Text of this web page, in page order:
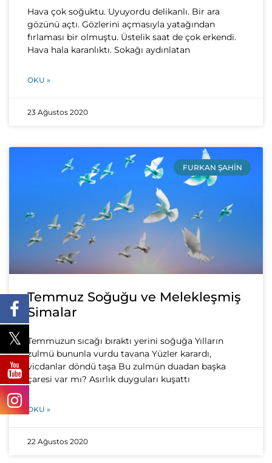
Hava çok soğuktu. Uyuyordu delikanlı. Bir ara
gözünü açtı. Gözlerini açmasıyla yatağından
fırlaması bir olmuştu. Üstelik saat de çok erkendi.
Hava hala karanlıktı. Sokağı aydınlatan
OKU »
23 Ağustos 2020
FURKAN ŞAHIN
Temmuz Soğuğu ve Melekleşmiş
Simalar
Temmuzun sıcağı bıraktı yerini soğuğa Yılların
zulmü bununla vurdu tavana Yüzler karardı,
vicdanlar döndü taşa Bu zulmün duadan başka
çaresi var mı? Asırlık duyguları kuşattı
OKU »
22 Ağustos 2020